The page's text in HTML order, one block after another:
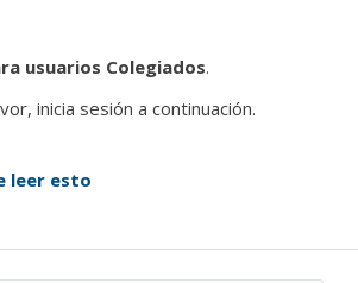
usuarios Colegiados.
inicia sesión a continuación.
leer esto